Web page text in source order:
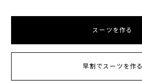
スーツを作る
早割でスーツを作る